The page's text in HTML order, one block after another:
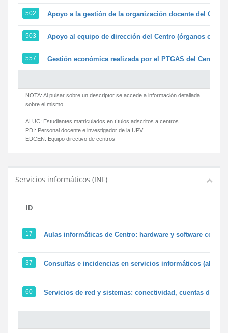
502 Apoyo a la gestión de la organización docente del
503 Apoyo al equipo de dirección del Centro (órganos
557 Gestión económica realizada por el PTGAS del Centro
NOTA: Al pulsar sobre un descriptor se accede a información detallada
sobre el mismo.
ALUC: Estudiantes matriculados en títulos adscritos a centros
PDI: Personal docente e investigador de la UPV
EDCEN: Equipo directivo de centros
Servicios informáticos (INF)
ID
17 Aulas informáticas de Centro: hardware y software
37 Consultas e incidencias en servicios informáticos
60 Servicios de red y sistemas: conectividad, cuentas de